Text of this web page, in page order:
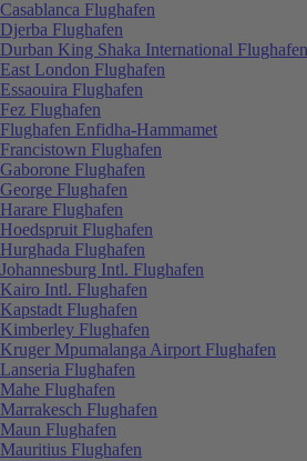
Casablanca Flughafen
Djerba Flughafen
Durban King Shaka International Flughafen
East London Flughafen
Essaouira Flughafen
Fez Flughafen
Flughafen Enfidha-Hammamet
Francistown Flughafen
Gaborone Flughafen
George Flughafen
Harare Flughafen
Hoedspruit Flughafen
Hurghada Flughafen
Johannesburg Intl. Flughafen
Kairo Intl. Flughafen
Kapstadt Flughafen
Kimberley Flughafen
Kruger Mpumalanga Airport Flughafen
Lanseria Flughafen
Mahe Flughafen
Marrakesch Flughafen
Maun Flughafen
Mauritius Flughafen